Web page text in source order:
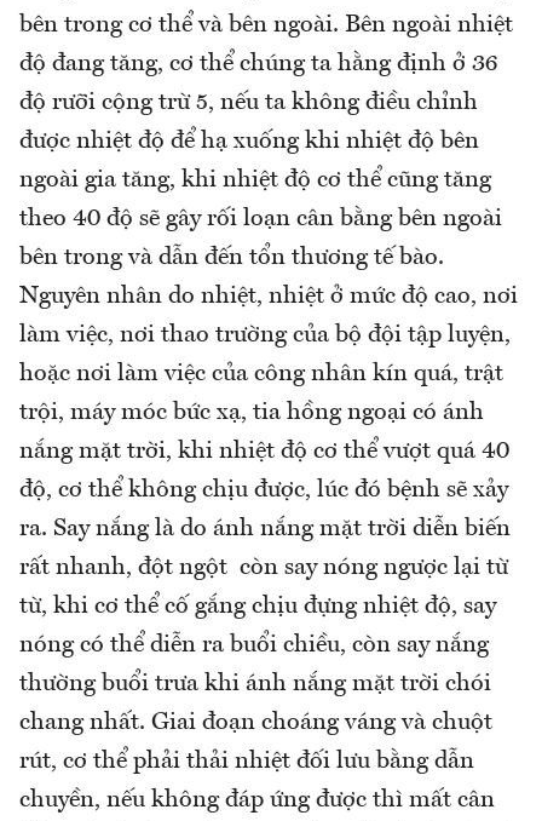
bên trong cơ thể và bên ngoài. Bên ngoài nhiệt
độ đang tăng, cơ thể chúng ta hằng định ở 36
độ rưỡi cộng trừ 5, nếu ta không điều chỉnh
được nhiệt độ để hạ xuống khi nhiệt độ bên
ngoài gia tăng, khi nhiệt độ cơ thể cũng tăng
theo 40 độ sẽ gây rối loạn cân bằng bên ngoài
bên trong và dẫn đến tổn thương tế bào.
Nguyên nhân do nhiệt, nhiệt ở mức độ cao, nơi
làm việc, nơi thao trường của bộ đội tập luyện,
hoặc nơi làm việc của công nhân kín quá, trật
trội, máy móc bức xạ, tia hồng ngoại có ánh
nắng mặt trời, khi nhiệt độ cơ thể vượt quá 40
độ, cơ thể không chịu được, lúc đó bệnh sẽ xảy
ra. Say nắng là do ánh nắng mặt trời diễn biến
rất nhanh, đột ngột còn say nóng ngược lại từ
từ, khi cơ thể cố gắng chịu đựng nhiệt độ, say
nóng có thể diễn ra buổi chiều, còn say nắng
thường buổi trưa khi ánh nắng mặt trời chói
chang nhất. Giai đoạn choáng váng và chuột
rút, cơ thể phải thải nhiệt đối lưu bằng dẫn
chuyền, nếu không đáp ứng được thì mất cân